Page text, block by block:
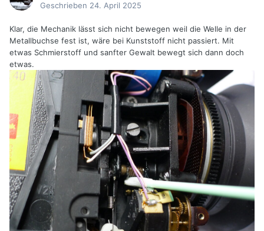
Geschrieben 24. April 2025
Klar, die Mechanik lässt sich nicht bewegen weil die Welle in der
Metallbuchse fest ist, wäre bei Kunststoff nicht passiert. Mit
etwas Schmierstoff und sanfter Gewalt bewegt sich dann doch
etwas.